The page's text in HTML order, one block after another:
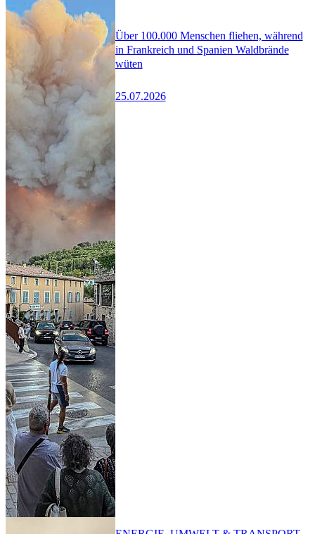
Über 100.000 Menschen fliehen, während
in Frankreich und Spanien Waldbrände
wüten
25.07.2026